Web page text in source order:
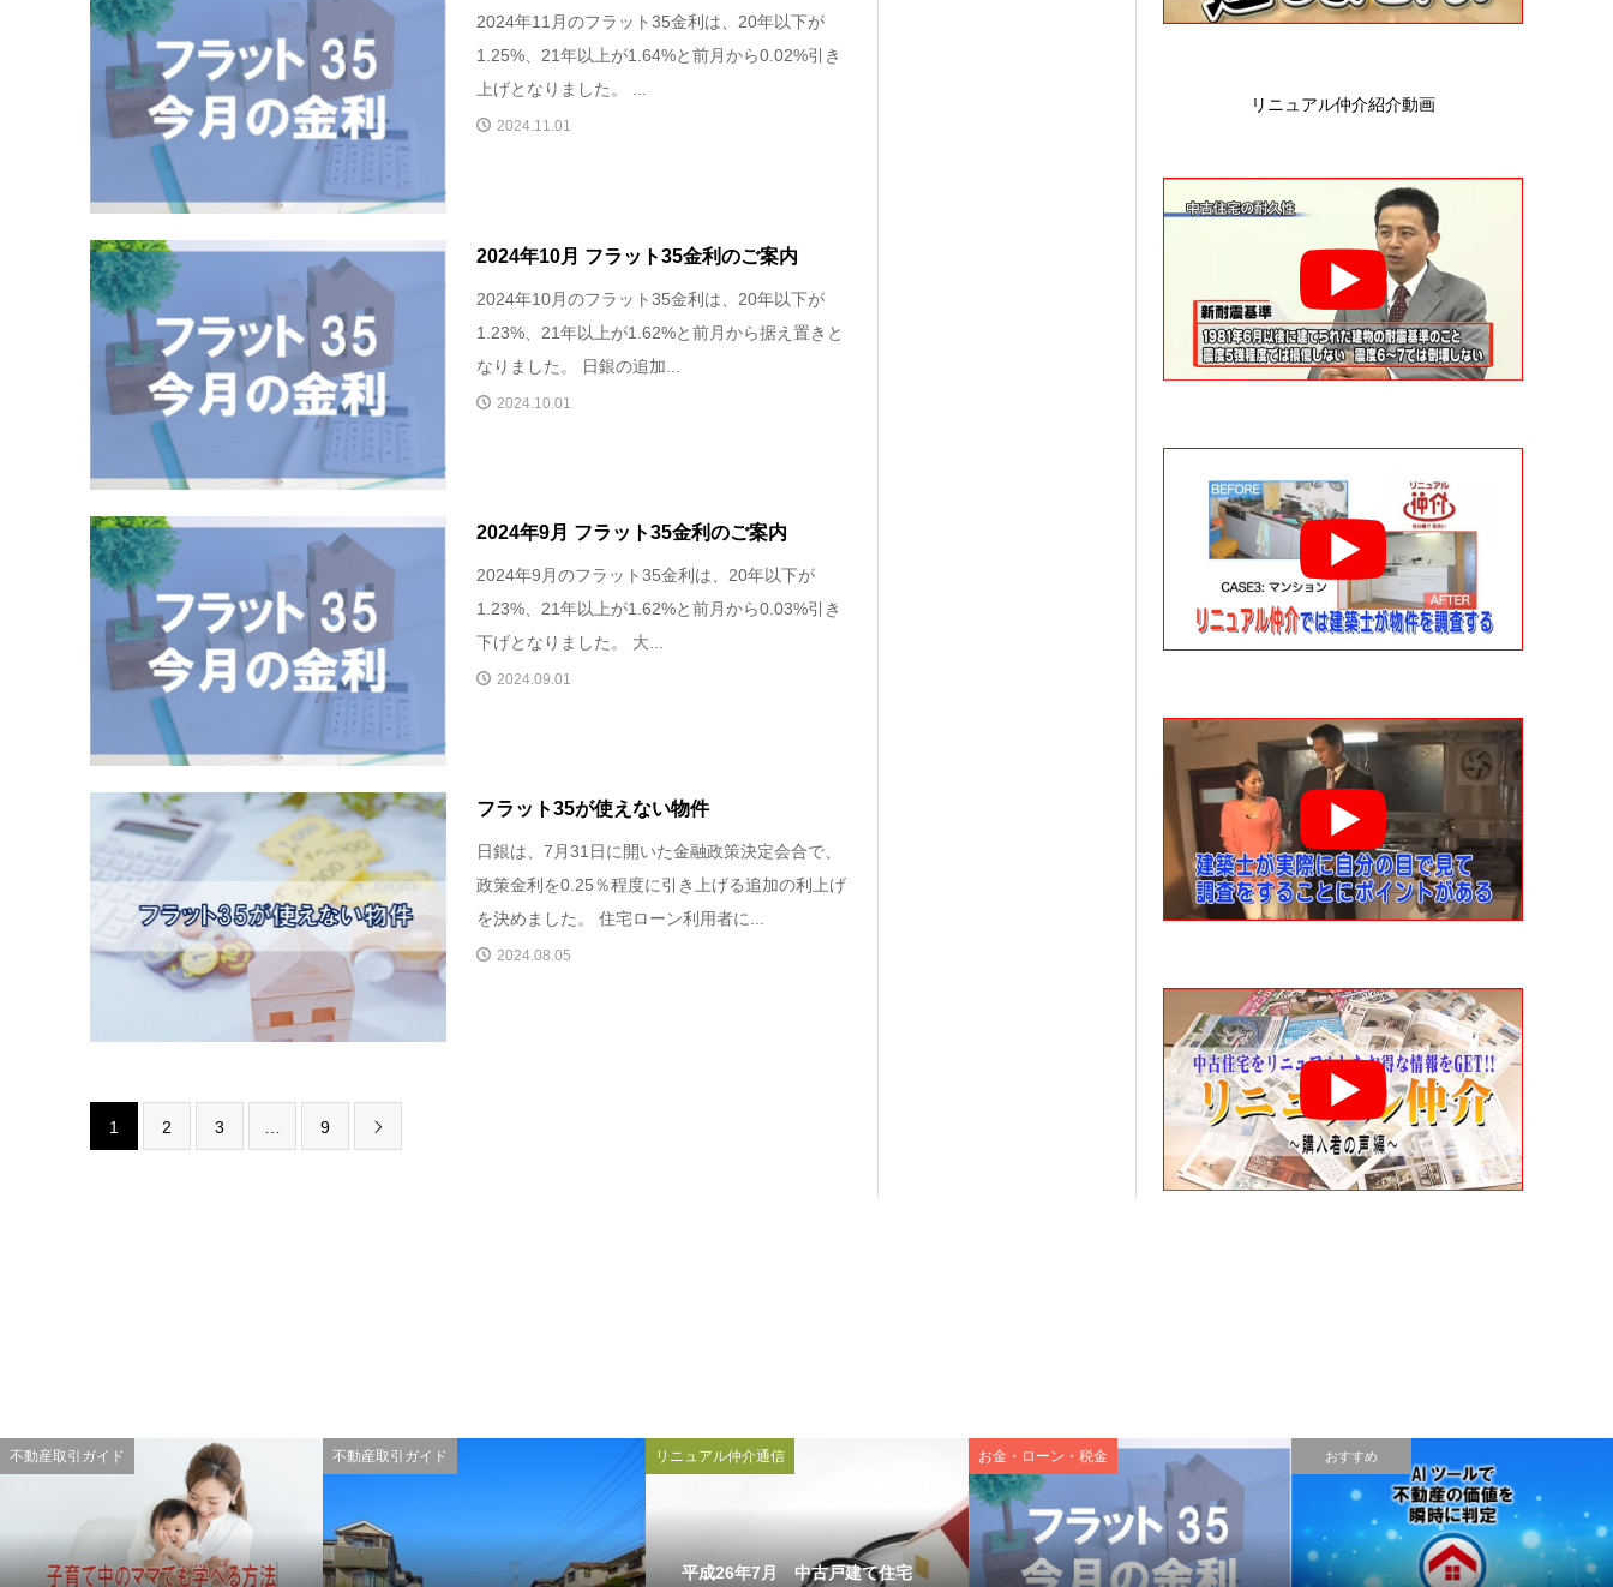
2024年11月のフラット35金利は、20年以下が
1.25%、21年以上が1.64%と前月から0.02%引き
上げとなりました。 ...
2024.11.01
2024年10月 フラット35金利のご案内
2024年10月のフラット35金利は、20年以下が
1.23%、21年以上が1.62%と前月から据え置きと
なりました。 日銀の追加...
2024.10.01
2024年9月 フラット35金利のご案内
2024年9月のフラット35金利は、20年以下が
1.23%、21年以上が1.62%と前月から0.03%引き
下げとなりました。 大...
2024.09.01
フラット35が使えない物件
日銀は、7月31日に開いた金融政策決定会合で、
政策金利を0.25％程度に引き上げる追加の利上げ
を決めました。 住宅ローン利用者に...
2024.08.05
1 2 3 … 9 
リニュアル仲介紹介動画
不動産取引ガイド 不動産取引ガイド リニュアル仲介通信
平成26年7月 中古戸建て住宅
お金・ローン・税金 おすすめ